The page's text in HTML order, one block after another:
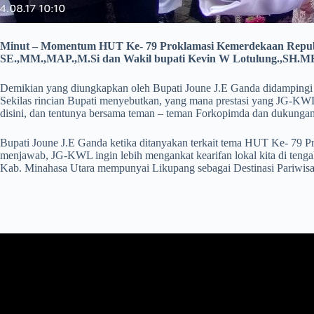
Minut – Momentum HUT Ke- 79 Proklamasi Kemerdekaan
SE.,MM.,MAP.,M.Si dan Wakil bupati Kevin W
Demikian yang diungkapkan oleh Bupati Joune J.E Ganda
Sekilas rincian Bupati menyebutkan, yang mana prestasi yang JG-
disini, dan tentunya bersama teman – teman Forkopimda dan
Bupati Joune J.E Ganda ketika ditanyakan terkait tema HUT Ke- 79
menjawab, JG-KWL ingin lebih mengankat kearifan lokal kita di
Kab. Minahasa Utara mempunyai Likupang sebagai Destinasi